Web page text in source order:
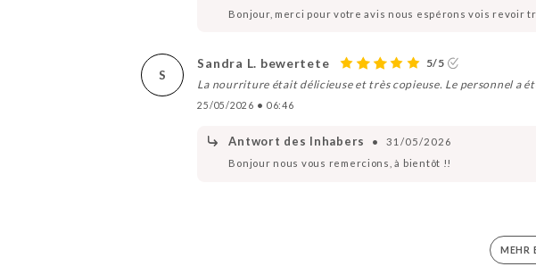
Bonjour, merci pour votre avis nous espérons vois revoir
S
Sandra L. bewertete
5/5
La nourriture était délicieuse et très copieuse. Le personnel a
25/05/2026 • 06:46
Antwort des Inhabers •
31/05/2026
Bonjour nous vous remercions, à bientôt !!
MEHR